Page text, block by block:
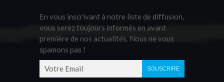
En vous inscrivant à notre liste de diffusion,
vous serez toujours informés en avant
première de nos actualités. Nous ne vous
spamons pas !